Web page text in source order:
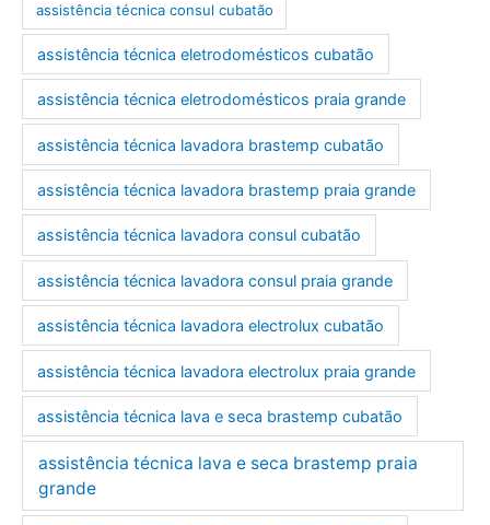
e
a
assistência técnica consul cubatão
assistência técnica eletrodomésticos cubatão
assistência técnica eletrodomésticos praia grande
assistência técnica lavadora brastemp cubatão
assistência técnica lavadora brastemp praia grande
assistência técnica lavadora consul cubatão
assistência técnica lavadora consul praia grande
assistência técnica lavadora electrolux cubatão
assistência técnica lavadora electrolux praia grande
assistência técnica lava e seca brastemp cubatão
assistência técnica lava e seca brastemp praia
grande